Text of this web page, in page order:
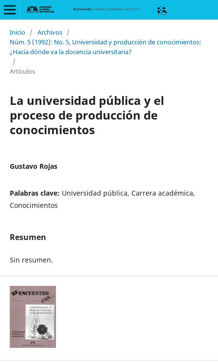
Inicio / Archivos /
Núm. 5 (1992): No. 5, Universidad y producción de conocimientos:
¿Hacia dónde va la docencia universitaria?
/
Artículos
La universidad pública y el
proceso de producción de
conocimientos
Gustavo Rojas
Palabras clave: Universidad pública, Carrera académica,
Conocimientos
Resumen
Sin resumen.